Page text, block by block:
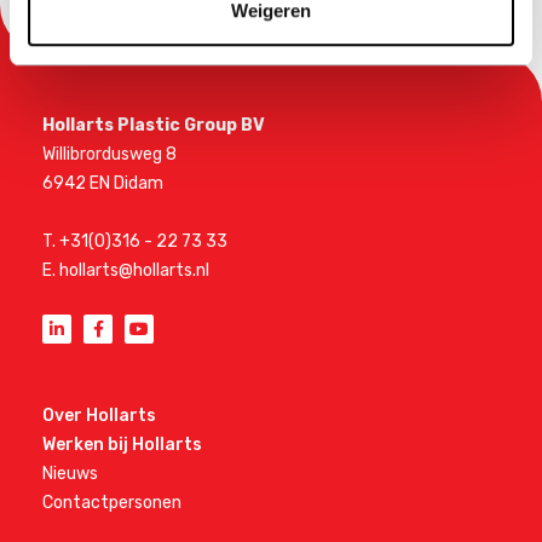
Weigeren
Hollarts Plastic Group BV
Willibrordusweg 8
6942 EN Didam
T. +31(0)316 - 22 73 33
E. hollarts@hollarts.nl
Over Hollarts
Werken bij Hollarts
Nieuws
Contactpersonen